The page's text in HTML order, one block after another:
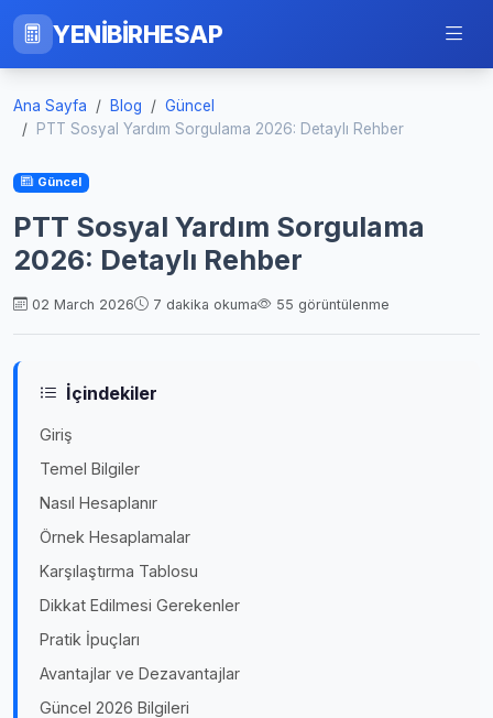
YENİBİRHESAP
Ana Sayfa Blog
Güncel
PTT Sosyal Yardım Sorgulama 2026: Detaylı Rehber
Güncel
PTT Sosyal Yardım Sorgulama
2026: Detaylı Rehber
02 March 2026 7 dakika okuma 55 görüntülenme
İçindekiler
Giriş
Temel Bilgiler
Nasıl Hesaplanır
Örnek Hesaplamalar
Karşılaştırma Tablosu
Dikkat Edilmesi Gerekenler
Pratik İpuçları
Avantajlar ve Dezavantajlar
Güncel 2026 Bilgileri